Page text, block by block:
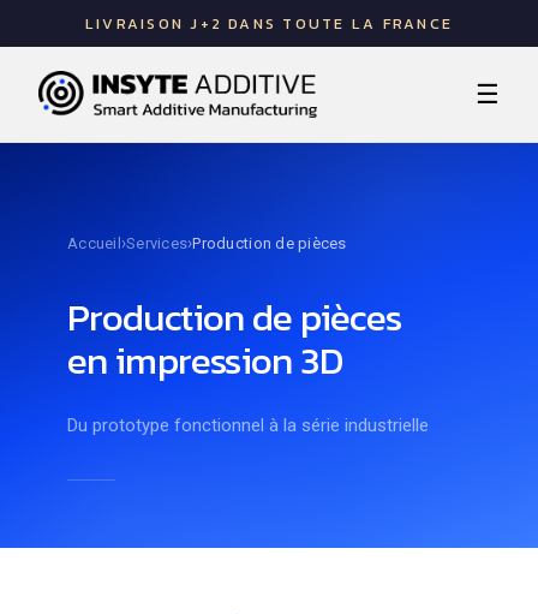
LIVRAISON J+2 DANS TOUTE LA FRANCE
☰
Accueil›Services›Production de pièces
Production de pièces
en impression 3D
Du prototype fonctionnel à la série industrielle